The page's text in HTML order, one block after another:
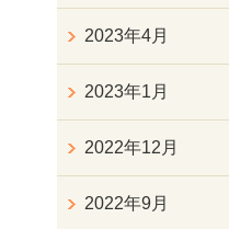
2023年4月
2023年1月
2022年12月
2022年9月